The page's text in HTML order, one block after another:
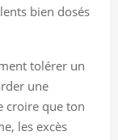
bien dosés
tolérer un
une
croire que ton
les excès